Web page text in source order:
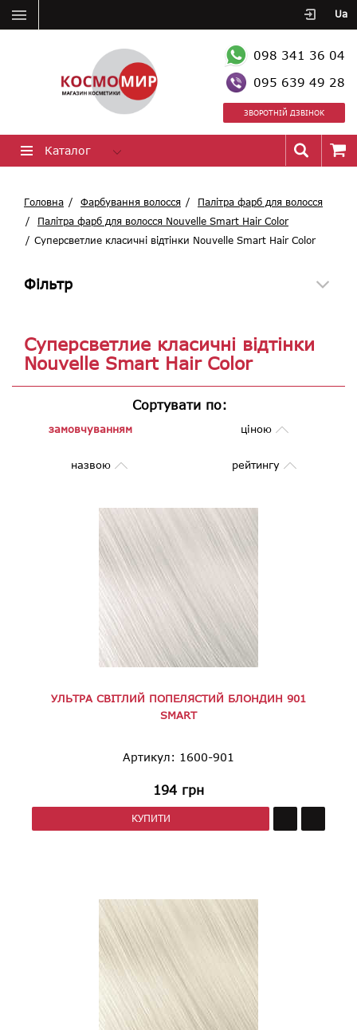
Ua
098 341 36 04
095 639 49 28
ЗВОРОТНІЙ ДЗВІНОК
Каталог
Головна Фарбування волосся
Палітра фарб для волосся
Палітра фарб для волосся Nouvelle Smart Hair Color
Суперсветлие класичні відтінки Nouvelle Smart Hair Color
Фільтр
Суперсветлие класичні відтінки
Nouvelle Smart Hair Color
Сортувати по:
замовчуванням ціною
назвою рейтингу
УЛЬТРА СВІТЛИЙ ПОПЕЛЯСТИЙ БЛОНДИН 901
SMART
Артикул: 1600-901
194 грн
КУПИТИ